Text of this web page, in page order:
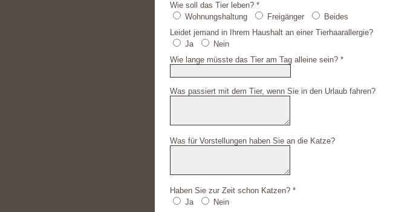
Wie soll das Tier leben? *
Wohnungshaltung
Freigänger
Beides
Leidet jemand in Ihrem Haushalt an einer Tierhaarallergie?
Ja
Nein
Wie lange müsste das Tier am Tag alleine sein? *
Was passiert mit dem Tier, wenn Sie in den Urlaub fahren?
Was für Vorstellungen haben Sie an die Katze?
Haben Sie zur Zeit schon Katzen? *
Ja
Nein